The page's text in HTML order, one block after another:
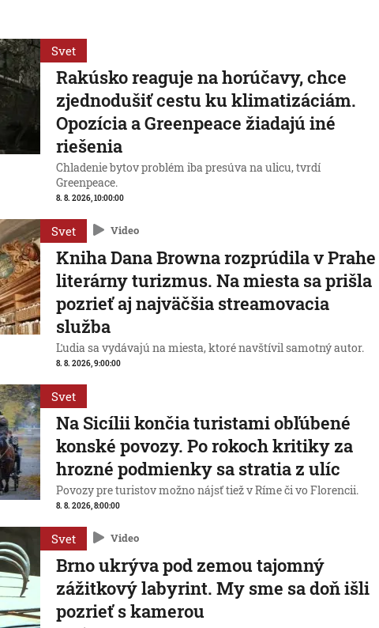
Svet
Rakúsko reaguje na horúčavy, chce
zjednodušiť cestu ku klimatizáciám.
Opozícia a Greenpeace žiadajú iné
riešenia
Chladenie bytov problém iba presúva na ulicu, tvrdí
Greenpeace.
8. 8. 2026, 10:00:00
Svet Video
Kniha Dana Browna rozprúdila v Prahe
literárny turizmus. Na miesta sa prišla
pozrieť aj najväčšia streamovacia
služba
Ľudia sa vydávajú na miesta, ktoré navštívil samotný autor.
8. 8. 2026, 9:00:00
Svet
Na Sicílii končia turistami obľúbené
konské povozy. Po rokoch kritiky za
hrozné podmienky sa stratia z ulíc
Povozy pre turistov možno nájsť tiež v Ríme či vo Florencii.
8. 8. 2026, 8:00:00
Svet Video
Brno ukrýva pod zemou tajomný
zážitkový labyrint. My sme sa doň išli
pozrieť s kamerou